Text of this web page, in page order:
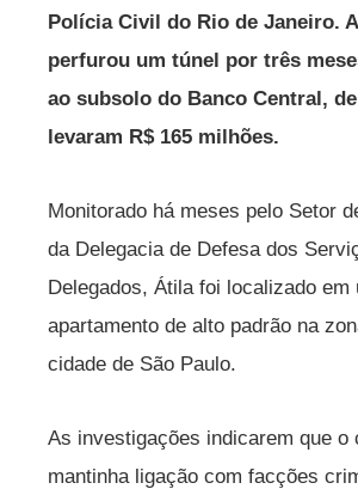
Polícia Civil do Rio de Janeiro.
perfurou um túnel por três
ao subsolo do Banco Central,
levaram R$ 165 milhões.
Monitorado há meses pelo Setor
da Delegacia de Defesa dos
Delegados, Átila foi localizado em
apartamento de alto padrão na
cidade de São Paulo.
As investigações indicarem que o
mantinha ligação com facções